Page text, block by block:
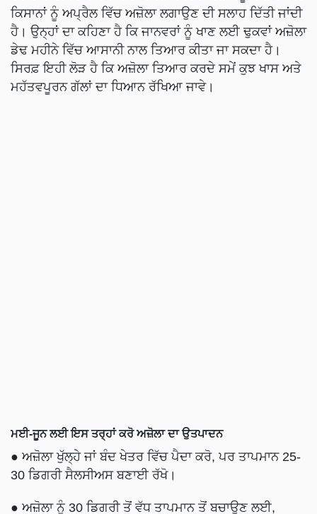
ਕਿਸਾਨਾਂ ਨੂੰ ਅਪ੍ਰੈਲ ਵਿੱਚ ਅਜ਼ੋਲਾ ਲਗਾਉਣ ਦੀ ਸਲਾਹ ਦਿੱਤੀ ਜਾਂਦੀ
ਹੈ। ਉਨ੍ਹਾਂ ਦਾ ਕਹਿਣਾ ਹੈ ਕਿ ਜਾਨਵਰਾਂ ਨੂੰ ਖਾਣ ਲਈ ਢੁਕਵਾਂ ਅਜ਼ੋਲਾ
ਡੇਢ ਮਹੀਨੇ ਵਿੱਚ ਆਸਾਨੀ ਨਾਲ ਤਿਆਰ ਕੀਤਾ ਜਾ ਸਕਦਾ ਹੈ।
ਸਿਰਫ਼ ਇਹੀ ਲੋੜ ਹੈ ਕਿ ਅਜ਼ੋਲਾ ਤਿਆਰ ਕਰਦੇ ਸਮੇਂ ਕੁਝ ਖਾਸ ਅਤੇ
ਮਹੱਤਵਪੂਰਨ ਗੱਲਾਂ ਦਾ ਧਿਆਨ ਰੱਖਿਆ ਜਾਵੇ।
ਮਈ-ਜੂਨ ਲਈ ਇਸ ਤਰ੍ਹਾਂ ਕਰੋ ਅਜ਼ੋਲਾ ਦਾ ਉਤਪਾਦਨ
● ਅਜ਼ੋਲਾ ਖੁੱਲ੍ਹੇ ਜਾਂ ਬੰਦ ਖੇਤਰ ਵਿੱਚ ਪੈਦਾ ਕਰੋ, ਪਰ ਤਾਪਮਾਨ 25-
30 ਡਿਗਰੀ ਸੈਲਸੀਅਸ ਬਣਾਈ ਰੱਖੋ।
● ਅਜ਼ੋਲਾ ਨੂੰ 30 ਡਿਗਰੀ ਤੋਂ ਵੱਧ ਤਾਪਮਾਨ ਤੋਂ ਬਚਾਉਣ ਲਈ,